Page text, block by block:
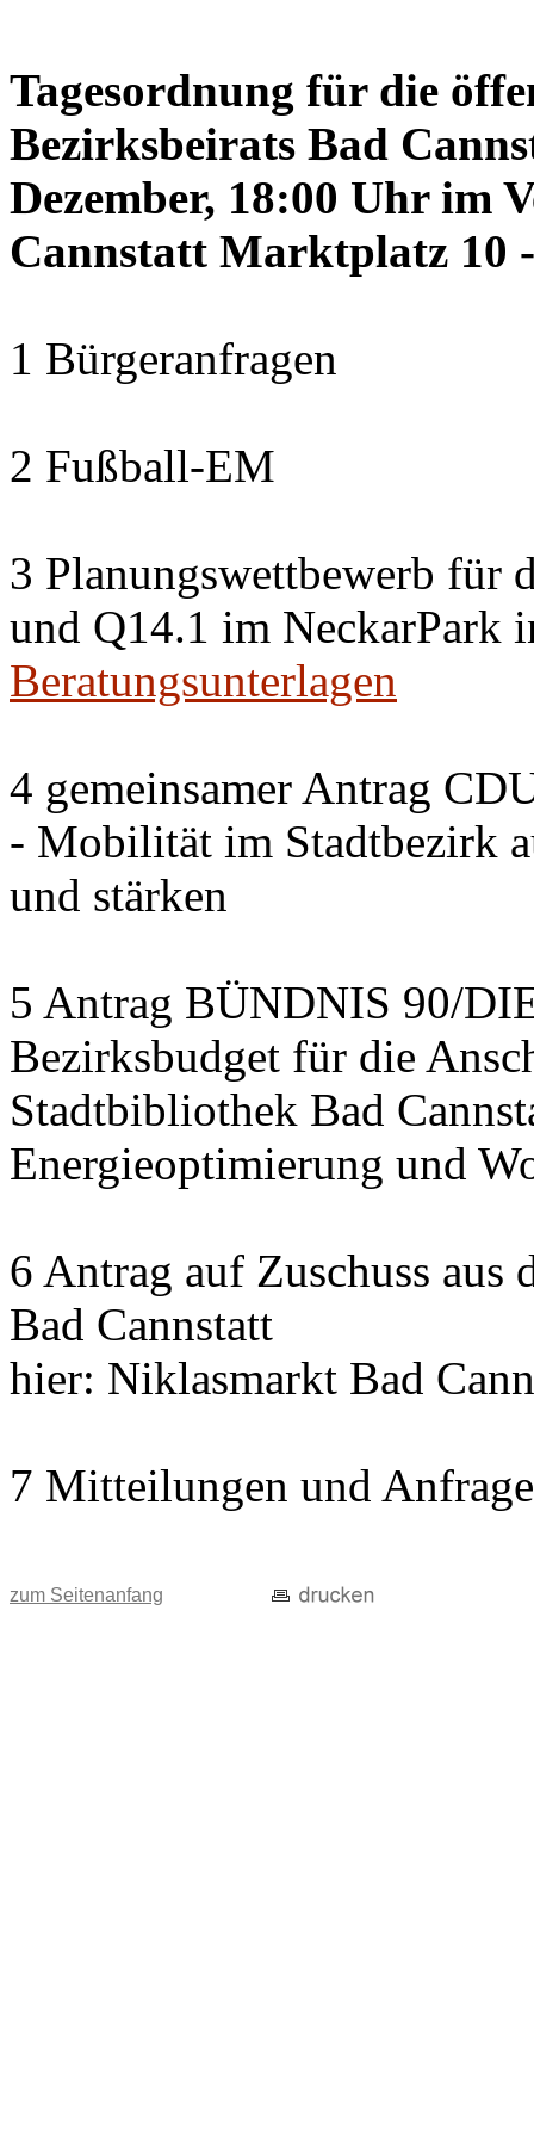
Tagesordnung für die
Bezirksbeirats Bad
Dezember, 18:00 Uhr im
Cannstatt Marktplatz 10
1 Bürgeranfragen
2 Fußball-EM
3 Planungswettbewerb für
und Q14.1 im NeckarPark
Beratungsunterlagen
4 gemeinsamer Antrag
- Mobilität im Stadtbezirk
und stärken
5 Antrag BÜNDNIS 90/
Bezirksbudget für die
Stadtbibliothek Bad
Energieoptimierung und
6 Antrag auf Zuschuss
Bad Cannstatt
hier: Niklasmarkt Bad
7 Mitteilungen und
zum Seitenanfang